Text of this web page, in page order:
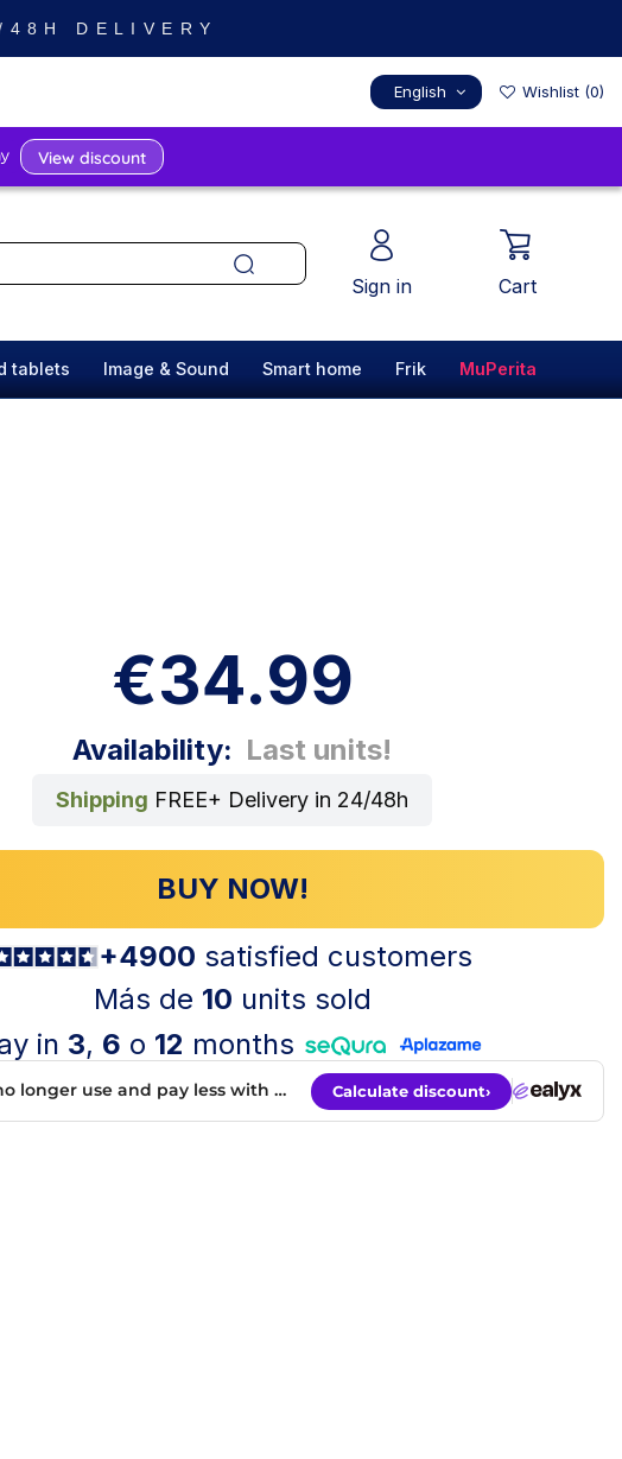
DELIVERY
English Wishlist (0)
Sign in Cart
tablets Image & Sound Smart home Frik MuPerita
€34.99
Availability: Last units!
Shipping FREE+ Delivery in 24/48h
BUY NOW!
+4900 satisfied customers
Más de 10 units sold
in 3, 6 o 12 months